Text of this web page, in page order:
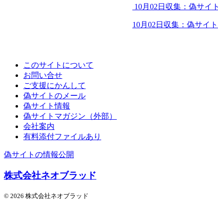
10月02日収集：偽サイト
10月02日収集：偽サイ
このサイトについて
お問い合せ
ご支援にかんして
偽サイトのメール
偽サイト情報
偽サイトマガジン（外部）
会社案内
有料添付ファイルあり
偽サイトの情報公開
株式会社ネオブラッド
© 2026 株式会社ネオブラッド